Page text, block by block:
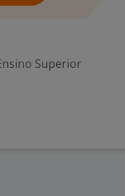
Superior